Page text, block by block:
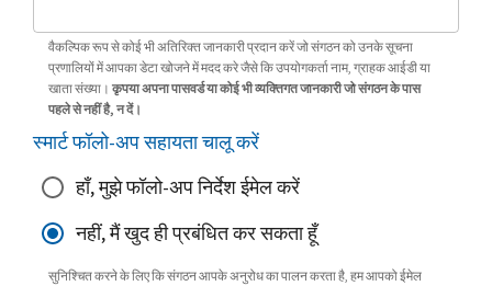
वैकल्पिक रूप से कोई भी अतिरिक्त जानकारी प्रदान करें जो संगठन को उनके सूचना
प्रणालियों में आपका डेटा खोजने में मदद करे जैसे कि उपयोगकर्ता नाम, ग्राहक आईडी या
खाता संख्या। कृपया अपना पासवर्ड या कोई भी व्यक्तिगत जानकारी जो संगठन के पास
पहले से नहीं है, न दें।
स्मार्ट फॉलो-अप सहायता चालू करें
हाँ, मुझे फॉलो-अप निर्देश ईमेल करें
नहीं, मैं खुद ही प्रबंधित कर सकता हूँ
सुनिश्चित करने के लिए कि संगठन आपके अनुरोध का पालन करता है, हम आपको ईमेल